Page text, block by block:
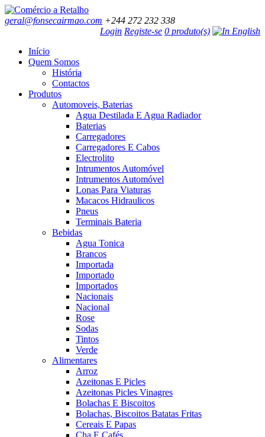
geral@fonsecairmao.com +244 272 232 338
Login Registe-se 0 produto(s)
Início
Quem Somos
História
Contactos
Produtos
Automoveis, Baterias
Agua Destilada E Agua Radiador
Baterias
Carregadores
Carregadores E Cabos
Electrolito
Intrumentos Automóvel
Intrumentos Automóvel
Lonas Para Viaturas
Macacos Hidraulicos
Pneus
Terminais Bateria
Bebidas
Agua Tonica
Brancos
Importada
Importado
Importados
Nacionais
Nacional
Rose
Sodas
Tintos
Verde
Alimentares
Arroz
Azeitonas E Picles
Azeitonas Picles Vinagres
Bolachas E Biscoitos
Bolachas, Biscoitos Batatas Fritas
Cereais E Papas
Cha E Cafés